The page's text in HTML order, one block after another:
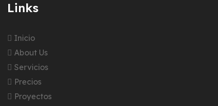
Links
Inicio
About Us
Servicios
Precios
Proyectos